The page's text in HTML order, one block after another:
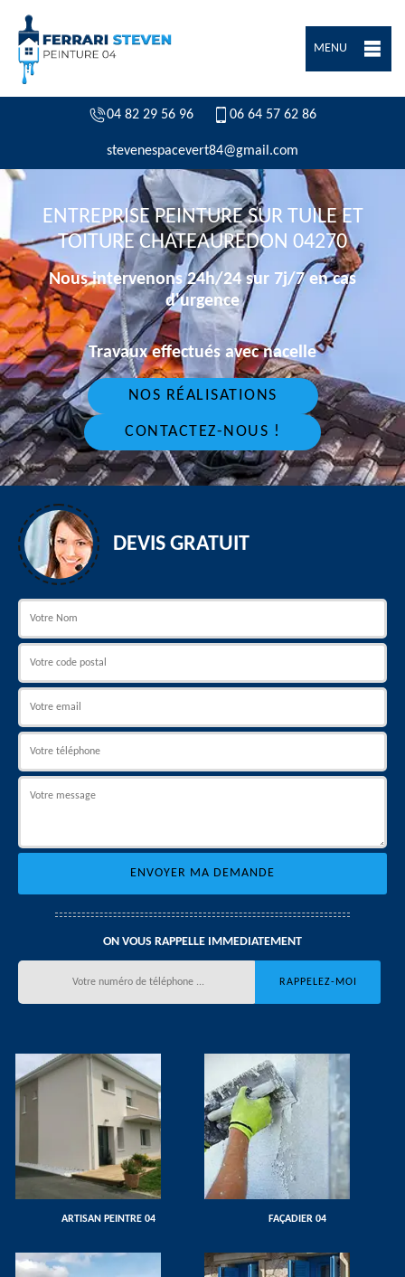
MENU
04 82 29 56 96 06 64 57 62 86
stevenespacevert84@gmail.com
ENTREPRISE PEINTURE SUR TUILE ET
TOITURE CHATEAUREDON 04270
Nous intervenons 24h/24 sur 7j/7 en cas
d'urgence
Travaux effectués avec nacelle
NOS RÉALISATIONS
CONTACTEZ-NOUS !
DEVIS GRATUIT
ON VOUS RAPPELLE IMMEDIATEMENT
ARTISAN PEINTRE 04 FAÇADIER 04